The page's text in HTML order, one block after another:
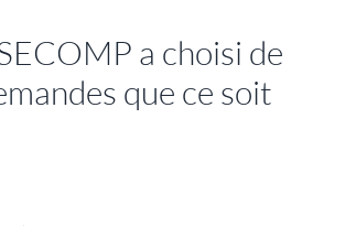
a choisi de
que ce soit